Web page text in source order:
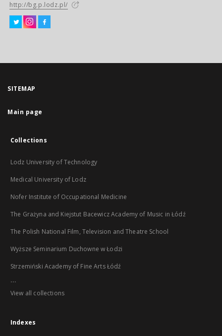
http://bg.p.lodz.pl/
SITEMAP
Main page
Collections
Lodz University of Technology
Medical University of Lodz
Nofer Institute of Occupational Medicine
The Grażyna and Kiejstut Bacewicz Academy of Music in Łódź
The Polish National Film, Television and Theatre School
Wyższe Seminarium Duchowne w Łodzi
Strzemiński Academy of Fine Arts Łódź
...
View all collections
Indexes